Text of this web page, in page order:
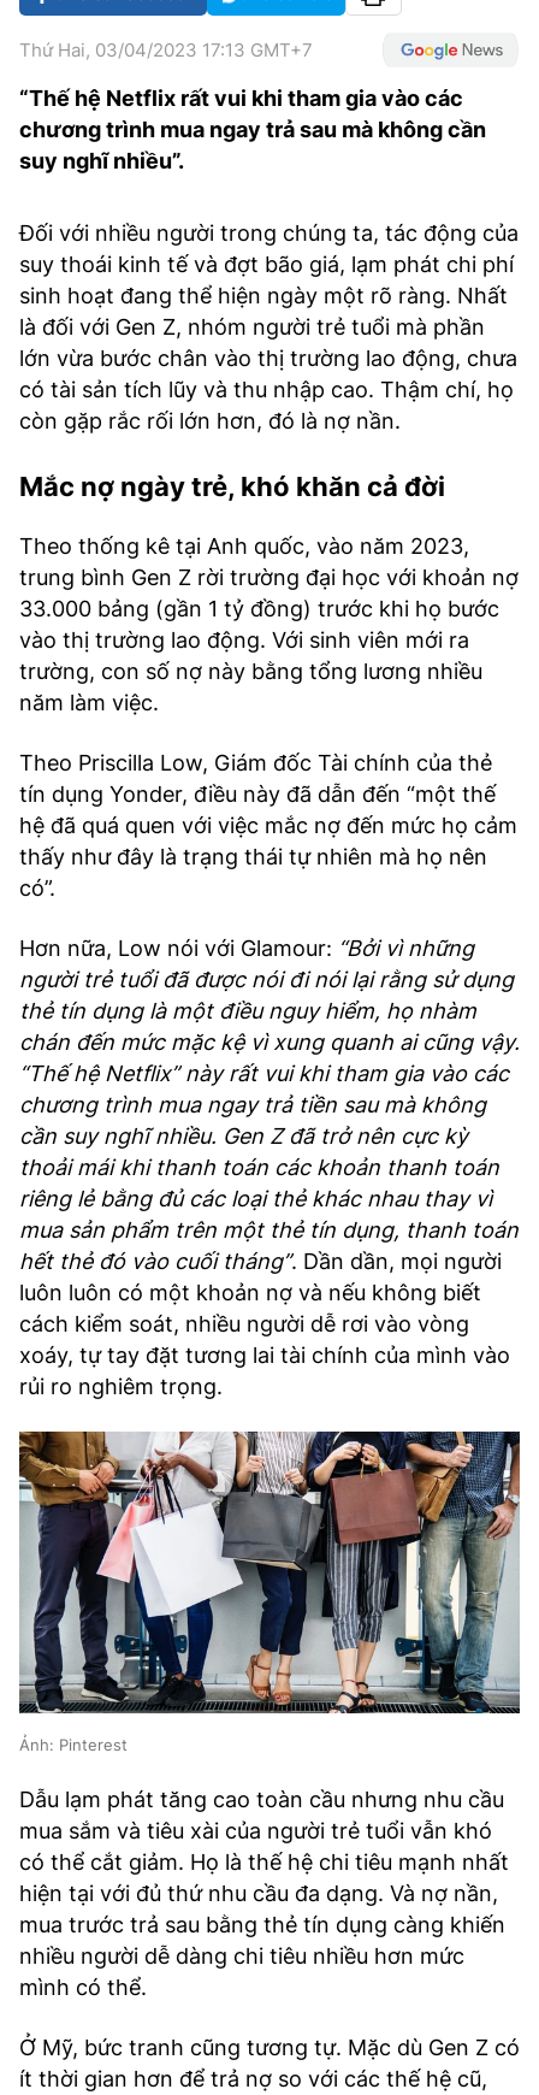
GOLF
CÁC CÚP CHÂU ÂU
BẢNG XẾP HẠNG
VĂN HÓA
GIẢI TRÍ
DIỄN ĐÀN
CÔNG NGHIỆP VĂN HÓA
NHỊP ĐẬP SỨC KHỎE
X-QUANG TIN ĐỒN
VIẾT LẠI ƯỚC MƠ
GIẢI TRÍ
PHIM
ÂM NHẠC
KBIZ
DU LỊCH
TIN TỨC
ĐIỂM ĐẾN
ẢNH
ẨM THỰC
TƯ VẤN
THẾ GIỚI SAO
TIÊU ĐIỂM - SPOTLIGHT
BẠN CẦN BIẾT
INFOGRAPHIC
E-MAGAZINE
TRA CỨU PHƯỜNG XÃ
CỐNG HIẾN
BÙI XUÂN PHÁI
TIỆN ÍCH
LIÊN HỆ QUẢNG CÁO
Hotline: 0981.119.189
MẠNG XÃ HỘI
Thứ Hai, 03/04/2023 17:13 GMT+7
“Thế hệ Netflix rất vui khi tham gia vào các
chương trình mua ngay trả sau mà không cần
suy nghĩ nhiều”.
Đối với nhiều người trong chúng ta, tác động của
suy thoái kinh tế và đợt bão giá, lạm phát chi phí
sinh hoạt đang thể hiện ngày một rõ ràng. Nhất
là đối với Gen Z, nhóm người trẻ tuổi mà phần
lớn vừa bước chân vào thị trường lao động, chưa
có tài sản tích lũy và thu nhập cao. Thậm chí, họ
còn gặp rắc rối lớn hơn, đó là nợ nần.
Mắc nợ ngày trẻ, khó khăn cả đời
Theo thống kê tại Anh quốc, vào năm 2023,
trung bình Gen Z rời trường đại học với khoản nợ
33.000 bảng (gần 1 tỷ đồng) trước khi họ bước
vào thị trường lao động. Với sinh viên mới ra
trường, con số nợ này bằng tổng lương nhiều
năm làm việc.
Theo Priscilla Low, Giám đốc Tài chính của thẻ
tín dụng Yonder, điều này đã dẫn đến “một thế
hệ đã quá quen với việc mắc nợ đến mức họ cảm
thấy như đây là trạng thái tự nhiên mà họ nên
có”.
Hơn nữa, Low nói với Glamour: “Bởi vì những
người trẻ tuổi đã được nói đi nói lại rằng sử dụng
thẻ tín dụng là một điều nguy hiểm, họ nhàm
chán đến mức mặc kệ vì xung quanh ai cũng vậy.
“Thế hệ Netflix” này rất vui khi tham gia vào các
chương trình mua ngay trả tiền sau mà không
cần suy nghĩ nhiều. Gen Z đã trở nên cực kỳ
thoải mái khi thanh toán các khoản thanh toán
riêng lẻ bằng đủ các loại thẻ khác nhau thay vì
mua sản phẩm trên một thẻ tín dụng, thanh toán
hết thẻ đó vào cuối tháng”. Dần dần, mọi người
luôn luôn có một khoản nợ và nếu không biết
cách kiểm soát, nhiều người dễ rơi vào vòng
xoáy, tự tay đặt tương lai tài chính của mình vào
rủi ro nghiêm trọng.
Ảnh: Pinterest
Dẫu lạm phát tăng cao toàn cầu nhưng nhu cầu
mua sắm và tiêu xài của người trẻ tuổi vẫn khó
có thể cắt giảm. Họ là thế hệ chi tiêu mạnh nhất
hiện tại với đủ thứ nhu cầu đa dạng. Và nợ nần,
mua trước trả sau bằng thẻ tín dụng càng khiến
nhiều người dễ dàng chi tiêu nhiều hơn mức
mình có thể.
Ở Mỹ, bức tranh cũng tương tự. Mặc dù Gen Z có
ít thời gian hơn để trả nợ so với các thế hệ cũ,